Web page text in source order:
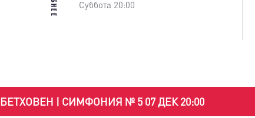
Суббота 20:00
БЕТХОВЕН | СИМФОНИЯ № 5 07 ДЕК 20:00